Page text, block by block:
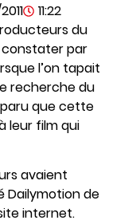
11:22
du
constater par
l’on tapait
recherche du
que cette
leur film qui
avaient
Dailymotion de
internet.